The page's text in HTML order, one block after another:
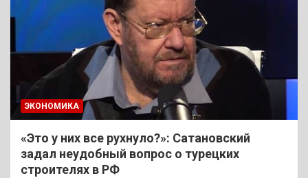
ЭКОНОМИКА
«Это у них все рухнуло?»: Сатановский
задал неудобный вопрос о турецких
строителях в РФ